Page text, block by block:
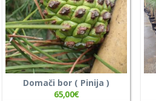
Domači bor ( Pinija )
65,00€